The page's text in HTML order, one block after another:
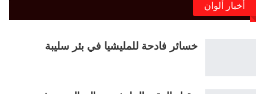
أخبار ألوان
خسائر فادحة للمليشيا في بئر سليبة